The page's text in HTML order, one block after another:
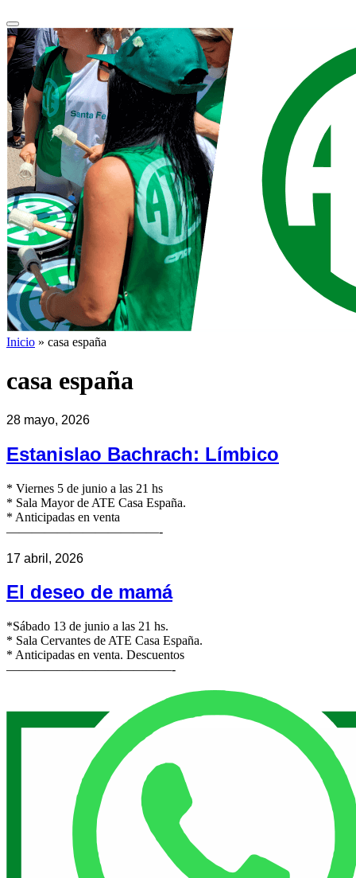
Inicio » casa españa
casa españa
28 mayo, 2026
Estanislao Bachrach: Límbico
* Viernes 5 de junio a las 21 hs
* Sala Mayor de ATE Casa España.
* Anticipadas en venta
————————————-
17 abril, 2026
El deseo de mamá
*Sábado 13 de junio a las 21 hs.
* Sala Cervantes de ATE Casa España.
* Anticipadas en venta. Descuentos
—————————————-